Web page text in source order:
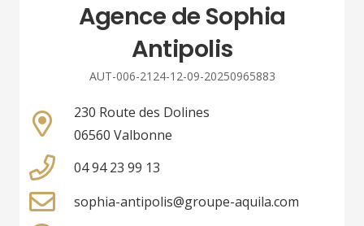
Agence de Sophia
Antipolis
AUT-006-2124-12-09-20250965883
230 Route des Dolines
06560 Valbonne
04 94 23 99 13
sophia-antipolis@groupe-aquila.com